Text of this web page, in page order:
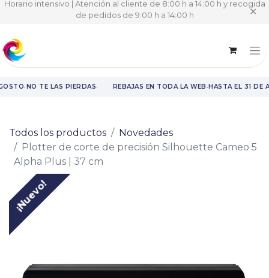
Horario intensivo | Atención al cliente de 8:00 h a 14:00 h y recogida
de pedidos de 9:00 h a 14:00 h ✕
·NO TE LAS PIERDAS· REBAJAS EN TODA LA WEB· HASTA EL 31 DE
Todos los productos
Novedades
Plotter de corte de precisión Silhouette Cameo 5
Alpha Plus | 37 cm
¡Nuevo!